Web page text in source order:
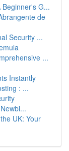
G...
de
Security ...
...
Instantly
: ...
UK: Your